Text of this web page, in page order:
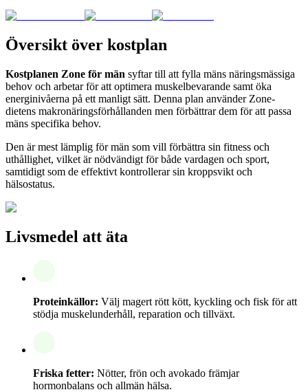
Översikt över kostplan
Kostplanen Zone för män syftar till att fylla mäns näringsmässiga
behov och arbetar för att optimera muskelbevarande samt öka
energinivåerna på ett manligt sätt. Denna plan använder Zone-
dietens makronäringsförhållanden men förbättrar dem för att passa
mäns specifika behov.
Den är mest lämplig för män som vill förbättra sin fitness och
uthållighet, vilket är nödvändigt för både vardagen och sport,
samtidigt som de effektivt kontrollerar sin kroppsvikt och
hälsostatus.
Livsmedel att äta
Proteinkällor: Välj magert rött kött, kyckling och fisk för att
stödja muskelunderhåll, reparation och tillväxt.
Friska fetter: Nötter, frön och avokado främjar
hormonbalans och allmän hälsa.